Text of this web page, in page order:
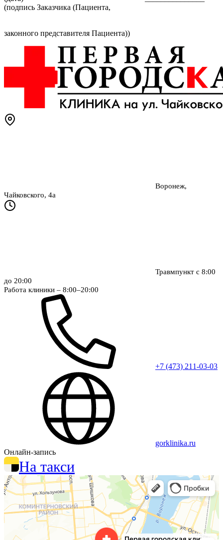
(подпись Заказчика (Пациента,
законного представителя Пациента))
Воронеж,
Чайковского, 4а
Травмпункт с 8:00
до 20:00
Работа клиники – 8:00–20:00
+7 (473) 211-03-03
gorklinika.ru
Онлайн-запись
На такси